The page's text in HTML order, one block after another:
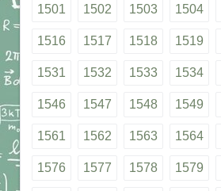
1501 1502 1503 1504
1516 1517 1518 1519
1531 1532 1533 1534
1546 1547 1548 1549
1561 1562 1563 1564
1576 1577 1578 1579